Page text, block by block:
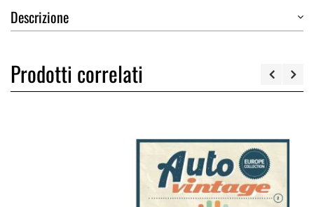
Descrizione
Prodotti correlati